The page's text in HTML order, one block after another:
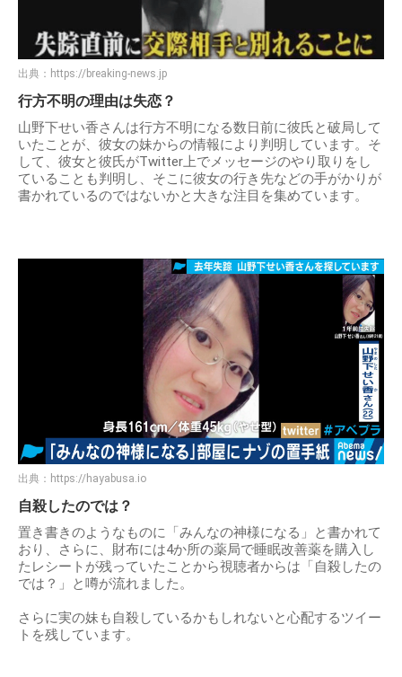
出典： https://breaking-news.jp
行方不明の理由は失恋？
山野下せい香さんは行方不明になる数日前に彼氏と破局して
いたことが、彼女の妹からの情報により判明しています。そ
して、彼女と彼氏がTwitter上でメッセージのやり取りをし
ていることも判明し、そこに彼女の行き先などの手がかりが
書かれているのではないかと大きな注目を集めています。
出典： https://hayabusa.io
自殺したのでは？
置き書きのようなものに「みんなの神様になる」と書かれて
おり、さらに、財布には4か所の薬局で睡眠改善薬を購入し
たレシートが残っていたことから視聴者からは「自殺したの
では？」と噂が流れました。
さらに実の妹も自殺しているかもしれないと心配するツイー
トを残しています。